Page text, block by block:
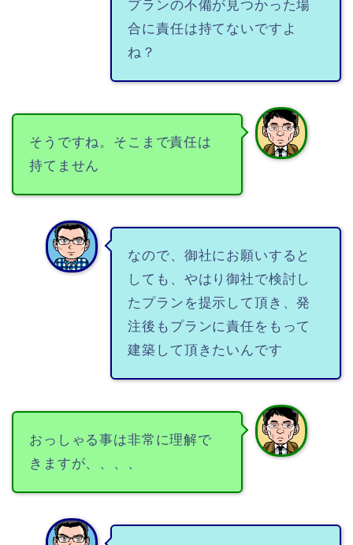
プランの不備が見つかった場
合に責任は持てないですよ
ね？
そうですね。そこまで責任は
持てません
なので、御社にお願いすると
しても、やはり御社で検討し
たプランを提示して頂き、発
注後もプランに責任をもって
建築して頂きたいんです
おっしゃる事は非常に理解で
きますが、、、、